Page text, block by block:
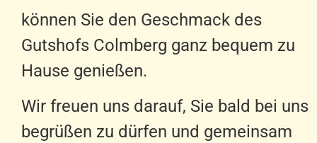
können Sie den Geschmack des
Gutshofs Colmberg ganz bequem zu
Hause genießen.
Wir freuen uns darauf, Sie bald bei uns
begrüßen zu dürfen und gemeinsam